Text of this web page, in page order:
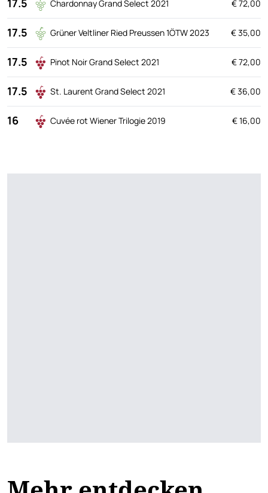
17.5 Chardonnay Grand Select 2021 € 72,00
17.5 Grüner Veltliner Ried Preussen 1ÖTW 2023 € 35,00
17.5 Pinot Noir Grand Select 2021 € 72,00
17.5 St. Laurent Grand Select 2021 € 36,00
16 Cuvée rot Wiener Trilogie 2019 € 16,00